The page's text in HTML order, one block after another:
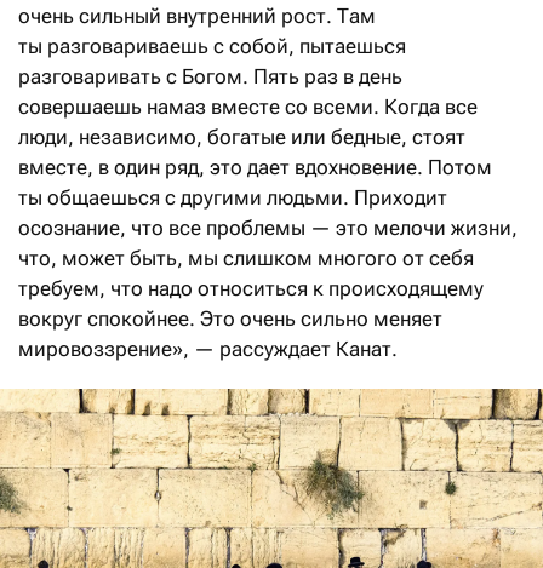
очень сильный внутренний рост. Там
ты разговариваешь с собой, пытаешься
разговаривать с Богом. Пять раз в день
совершаешь намаз вместе со всеми. Когда все
люди, независимо, богатые или бедные, стоят
вместе, в один ряд, это дает вдохновение. Потом
ты общаешься с другими людьми. Приходит
осознание, что все проблемы — это мелочи жизни,
что, может быть, мы слишком многого от себя
требуем, что надо относиться к происходящему
вокруг спокойнее. Это очень сильно меняет
мировоззрение», — рассуждает Канат.